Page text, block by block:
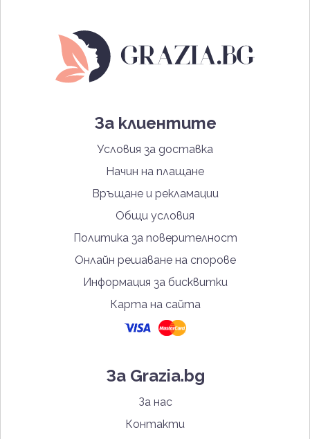
За клиентите
Условия за доставка
Начин на плащане
Връщане и рекламации
Общи условия
Политика за поверителност
Онлайн решаване на спорове
Информация за бисквитки
Карта на сайта
За Grazia.bg
За нас
Контакти